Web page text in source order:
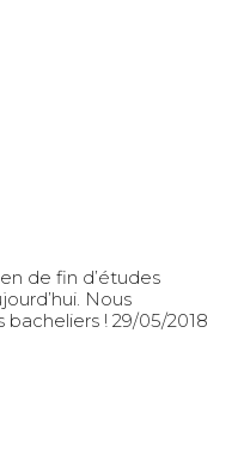
de fin d’études
Nous
! 29/05/2018